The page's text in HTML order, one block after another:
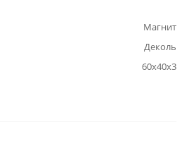
Магнит
Деколь
60х40х3